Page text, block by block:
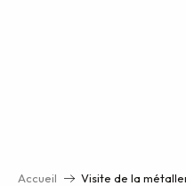
Accueil Visite de la